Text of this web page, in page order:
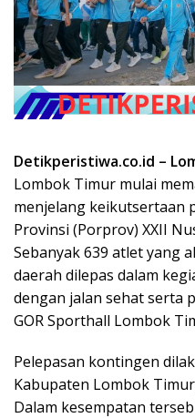
Detikperistiwa.co.id –
Lombok Timur mulai
menjelang keikutsertaan
Provinsi (Porprov) XXII
Sebanyak 639 atlet yang
daerah dilepas dalam
dengan jalan sehat serta
GOR Sporthall Lombok
Pelepasan kontingen
Kabupaten Lombok
Dalam kesempatan